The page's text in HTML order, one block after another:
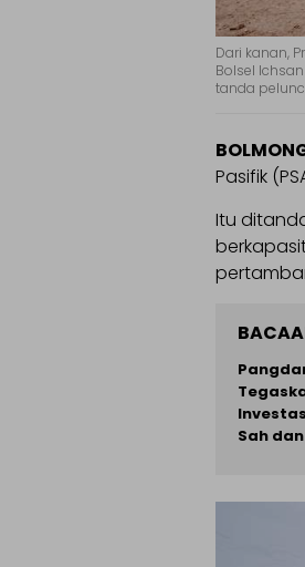
Dari kanan,
Bolsel
tanda
Pasifik
Itu
Sah